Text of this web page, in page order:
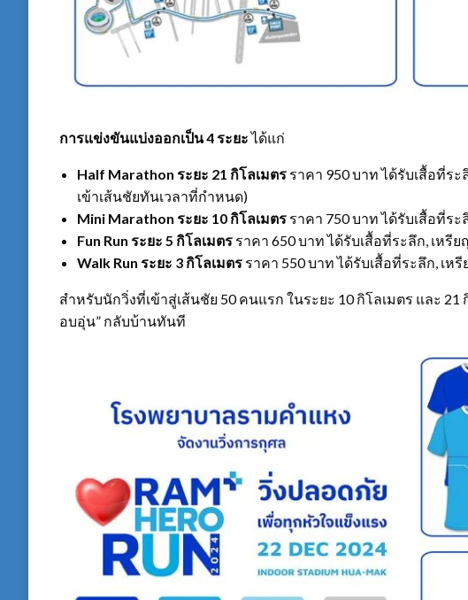
การแข่งขันแบ่งออกเป็น4 ระยะได้แก่
Half Marathon ระยะ 21 กิโลเมตร ราคา 950 บาท ได้รับเสื้อที่ร
เข้าเส้นชัยทันเวลาที่กำหนด)
Mini Marathon ระยะ 10 กิโลเมตร ราคา 750 บาท ได้รับเสื้อที่ระ
Fun Run ระยะ 5 กิโลเมตร ราคา 650 บาท ได้รับเสื้อที่ระลึก, เหรี
Walk Run ระยะ 3 กิโลเมตร ราคา 550 บาท ได้รับเสื้อที่ระลึก, เห
สำหรับนักวิ่งที่เข้าสู่เส้นชัย 50 คนแรก ในระยะ 10 กิโลเมตร และ
อบอุ่น” กลับบ้านทันที